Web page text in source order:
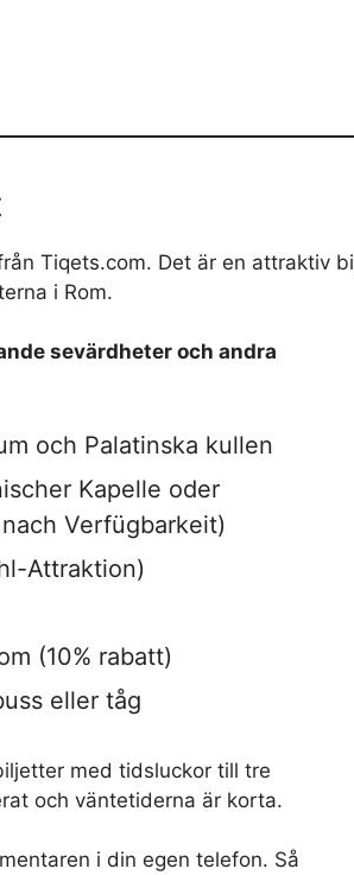
Tiqets.com. Det är en attraktiv
i Rom.
sevärdheter och andra
och Palatinska kullen
Kapelle oder
Verfügbarkeit)
Attraktion)
(10% rabatt)
eller tåg
med tidsluckor till tre
och väntetiderna är korta.
i din egen telefon. Så